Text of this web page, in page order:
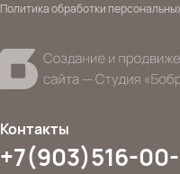
Политика обработки
Контакты
+7(903)516-